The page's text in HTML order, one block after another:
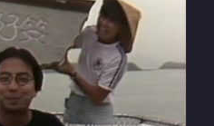
如何恶搞经典巨作《天鹅